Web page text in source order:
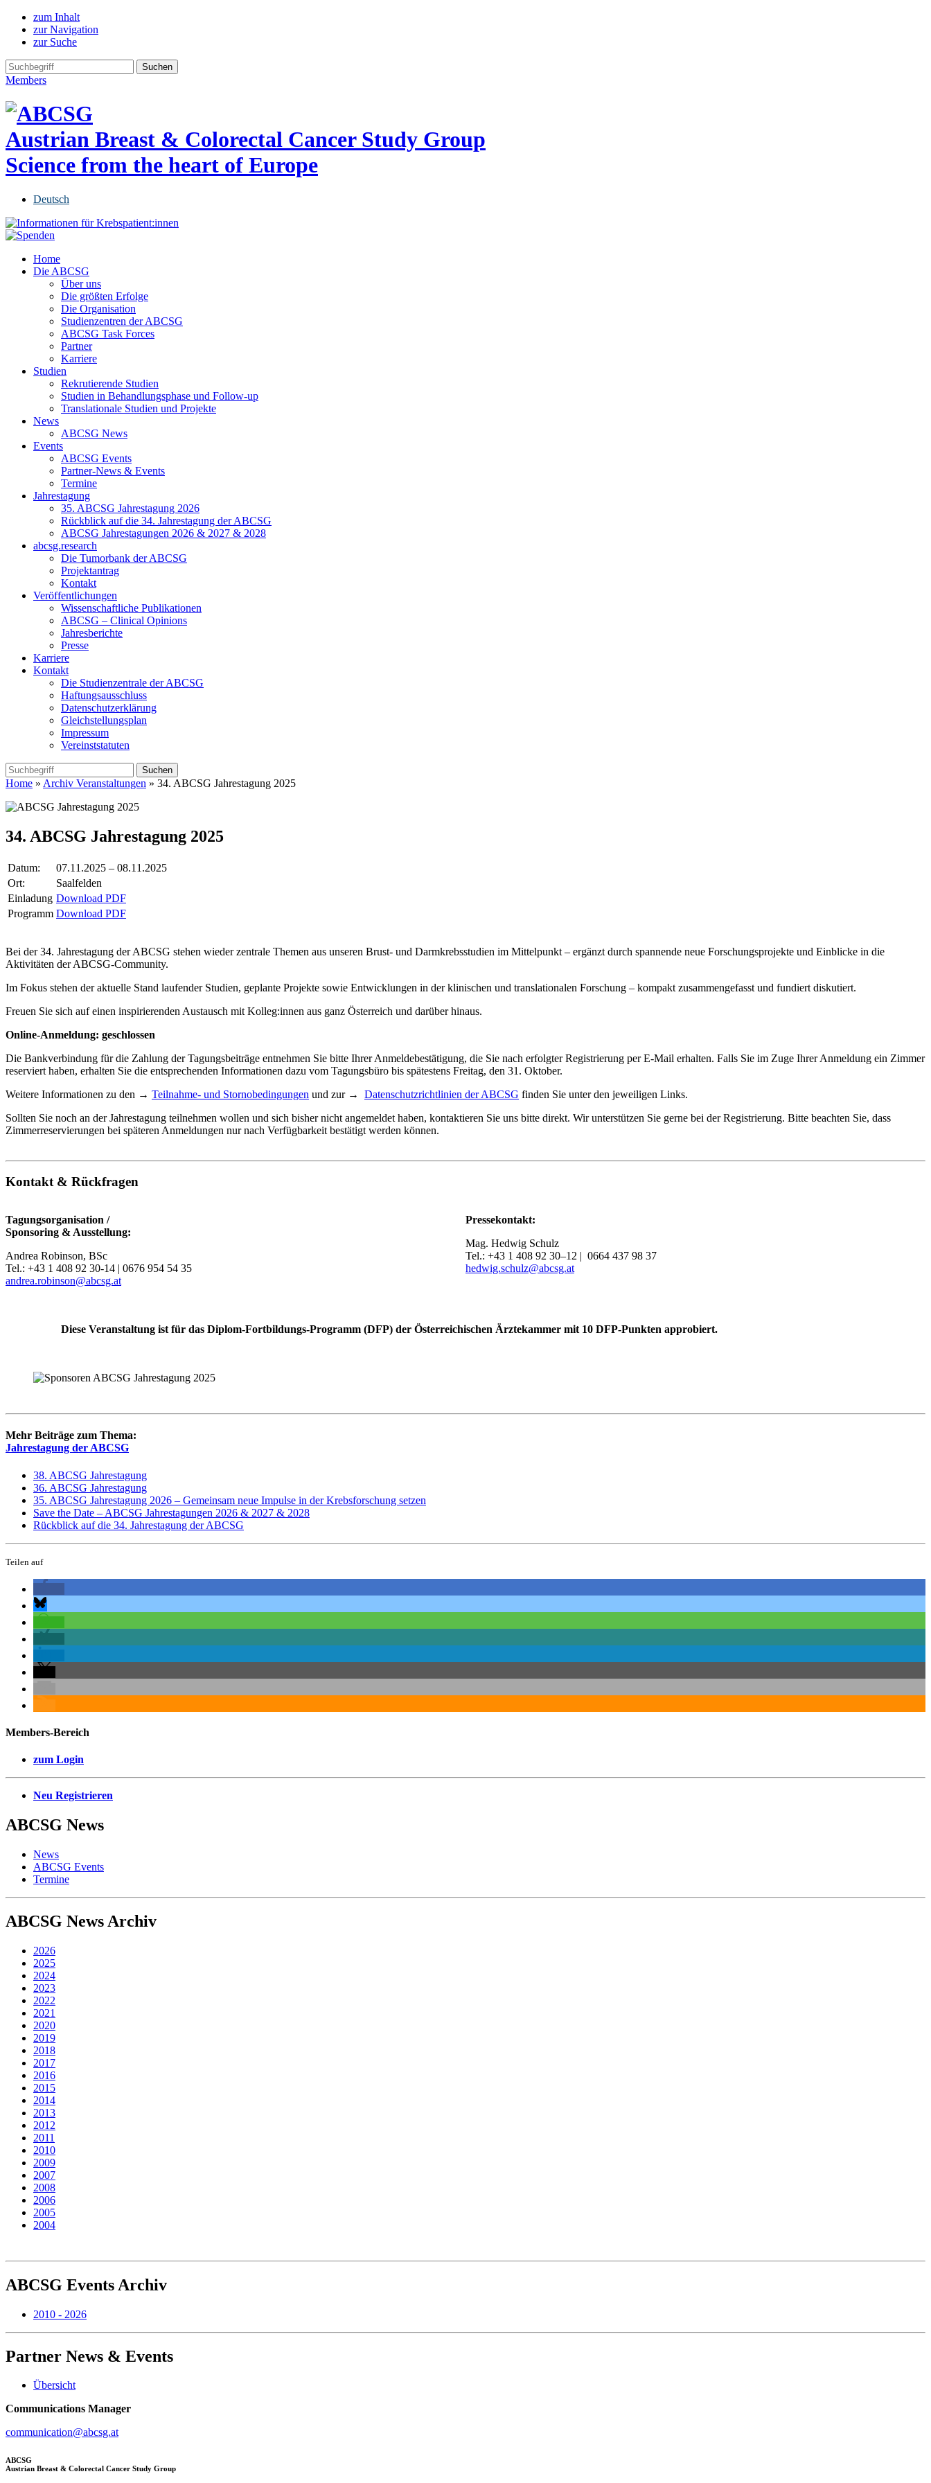
zum Inhalt
zur Navigation
zur Suche
Members
Austrian Breast & Colorectal Cancer Study Group
Science from the heart of Europe
Deutsch
Home
Die ABCSG
Über uns
Die größten Erfolge
Die Organisation
Studienzentren der ABCSG
ABCSG Task Forces
Partner
Karriere
Studien
Rekrutierende Studien
Studien in Behandlungsphase und Follow-up
Translationale Studien und Projekte
News
ABCSG News
Events
ABCSG Events
Partner-News & Events
Termine
Jahrestagung
35. ABCSG Jahrestagung 2026
Rückblick auf die 34. Jahrestagung der ABCSG
ABCSG Jahrestagungen 2026 & 2027 & 2028
abcsg.research
Die Tumorbank der ABCSG
Projektantrag
Kontakt
Veröffentlichungen
Wissenschaftliche Publikationen
ABCSG – Clinical Opinions
Jahresberichte
Presse
Karriere
Kontakt
Die Studienzentrale der ABCSG
Haftungsausschluss
Datenschutzerklärung
Gleichstellungsplan
Impressum
Vereinststatuten
Home » Archiv Veranstaltungen » 34. ABCSG Jahrestagung 2025
34. ABCSG Jahrestagung 2025
Datum:
07.11.2025 – 08.11.2025
Ort:
Saalfelden
Einladung Download PDF
Programm Download PDF
Bei der 34. Jahrestagung der ABCSG stehen wieder zentrale Themen aus unseren Brust- und Darmkrebsstudien im Mittelpunkt – ergänzt durch spannende neue Forschungsprojekte und Einblicke in die
Aktivitäten der ABCSG-Community.
Im Fokus stehen der aktuelle Stand laufender Studien, geplante Projekte sowie Entwicklungen in der klinischen und translationalen Forschung – kompakt zusammengefasst und fundiert diskutiert.
Freuen Sie sich auf einen inspirierenden Austausch mit Kolleg:innen aus ganz Österreich und darüber hinaus.
Online-Anmeldung: geschlossen
Die Bankverbindung für die Zahlung der Tagungsbeiträge entnehmen Sie bitte Ihrer Anmeldebestätigung, die Sie nach erfolgter Registrierung per E-Mail erhalten. Falls Sie im Zuge Ihrer Anmeldung ein Zimmer
reserviert haben, erhalten Sie die entsprechenden Informationen dazu vom Tagungsbüro bis spätestens Freitag, den 31. Oktober.
Weitere Informationen zu den → Teilnahme- und Stornobedingungen und zur → Datenschutzrichtlinien der ABCSG finden Sie unter den jeweiligen Links.
Sollten Sie noch an der Jahrestagung teilnehmen wollen und sich bisher nicht angemeldet haben, kontaktieren Sie uns bitte direkt. Wir unterstützen Sie gerne bei der Registrierung. Bitte beachten Sie, dass
Zimmerreservierungen bei späteren Anmeldungen nur nach Verfügbarkeit bestätigt werden können.
Kontakt & Rückfragen
Tagungsorganisation /
Sponsoring & Ausstellung:
Andrea Robinson, BSc
Tel.: +43 1 408 92 30-14 | 0676 954 54 35
andrea.robinson@abcsg.at
Pressekontakt:
Mag. Hedwig Schulz
Tel.: +43 1 408 92 30–12 | 0664 437 98 37
hedwig.schulz@abcsg.at
Diese Veranstaltung ist für das Diplom-Fortbildungs-Programm (DFP) der Österreichischen Ärztekammer mit 10 DFP-Punkten approbiert.
Mehr Beiträge zum Thema:
Jahrestagung der ABCSG
38. ABCSG Jahrestagung
36. ABCSG Jahrestagung
35. ABCSG Jahrestagung 2026 – Gemeinsam neue Impulse in der Krebsforschung setzen
Save the Date – ABCSG Jahrestagungen 2026 & 2027 & 2028
Rückblick auf die 34. Jahrestagung der ABCSG
Teilen auf
Members-Bereich
zum Login
Neu Registrieren
ABCSG News
News
ABCSG Events
Termine
ABCSG News Archiv
2026
2025
2024
2023
2022
2021
2020
2019
2018
2017
2016
2015
2014
2013
2012
2011
2010
2009
2007
2008
2006
2005
2004
ABCSG Events Archiv
2010 - 2026
Partner News & Events
Übersicht
Communications Manager
communication@abcsg.at
ABCSG
Austrian Breast & Colorectal Cancer Study Group